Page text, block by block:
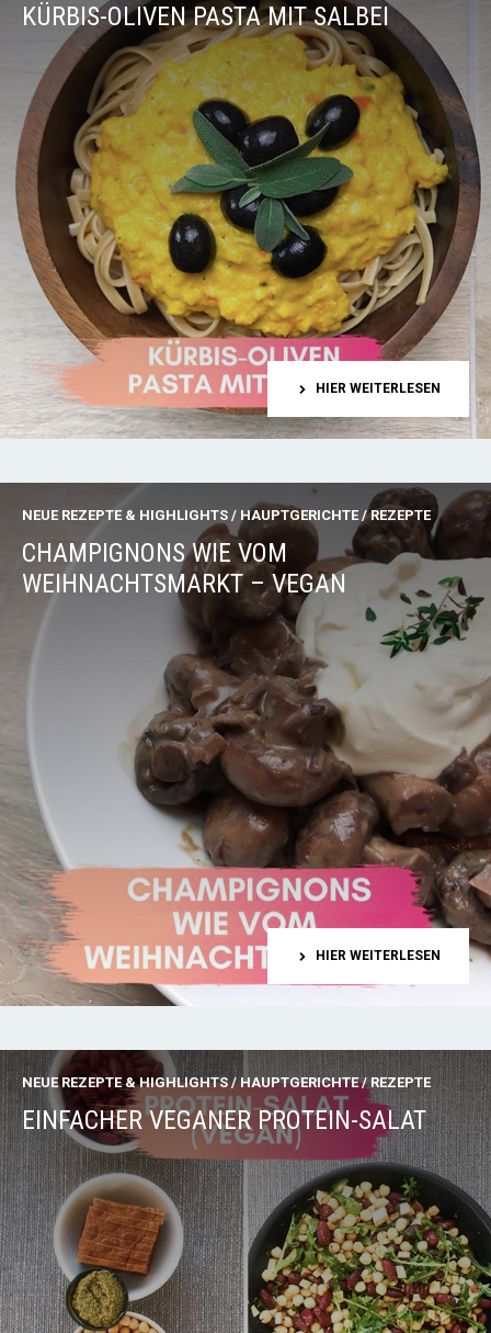
KÜRBIS-OLIVEN PASTA MIT SALBEI
HIER WEITERLESEN
NEUE REZEPTE & HIGHLIGHTS / HAUPTGERICHTE /REZEPTE
CHAMPIGNONS WIE VOM
WEIHNACHTSMARKT – VEGAN
HIER WEITERLESEN
NEUE REZEPTE & HIGHLIGHTS/HAUPTGERICHTE/REZEPTE
EINFACHER VEGANER PROTEIN-SALAT